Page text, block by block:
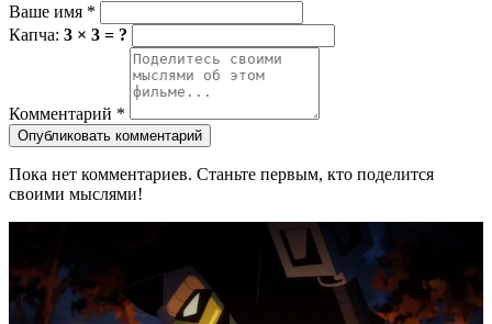
Ваше имя *
Капча: 3 × 3 = ?
Комментарий *
Опубликовать комментарий
Пока нет комментариев. Станьте первым, кто поделится
своими мыслями!